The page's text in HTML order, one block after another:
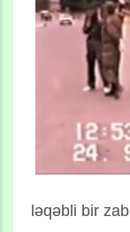
ləqəbli bir